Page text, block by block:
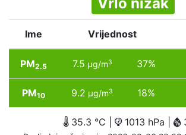
Ime Vrijednost
PM2.5 7.5 µg/m3 37%
PM10 9.2 µg/m3 18%
35.3 °C | 1013 hPa |